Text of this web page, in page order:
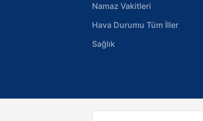
Namaz Vakitleri
Hava Durumu Tüm İller
Sağlık